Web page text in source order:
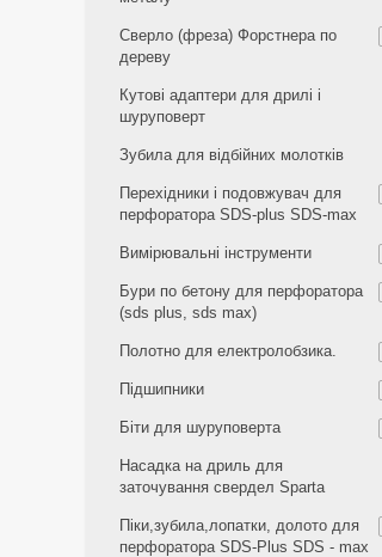
Сверло (фреза) Форстнера по
дереву
Кутові адаптери для дрилі і
шуруповерт
Зубила для відбійних молотків
Перехідники і подовжувач для
перфоратора SDS-plus SDS-max
Вимірювальні інструменти
Бури по бетону для перфоратора
(sds plus, sds max)
Полотно для електролобзика.
Підшипники
Біти для шуруповерта
Насадка на дриль для
заточування свердел Sparta
Піки,зубила,лопатки, долото для
перфоратора SDS-Plus SDS - max